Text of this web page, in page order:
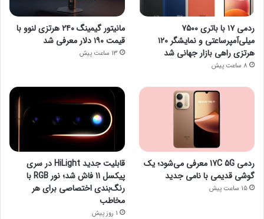
ردمی ۱۷ با باتری ۷۵۰۰
میلی‌آمپرساعتی و نمایشگر ۱۲۰
هرتزی راهی بازار جهانی شد
8 ساعت پیش
مانیتور گیمینگ ۲۴۰ هرتزی لنوو با
قیمت ۱۹۰ دلار معرفی شد
13 ساعت پیش
ردمی 17C 5G معرفی می‌شود؛ یک
گوشی قدیمی با نامی جدید
15 ساعت پیش
قابلیت جدید HiLight در سری
پیکسل 11 فاش شد؛ نور RGB با
رنگ‌بندی اختصاصی برای هر
مخاطب
1 روز پیش